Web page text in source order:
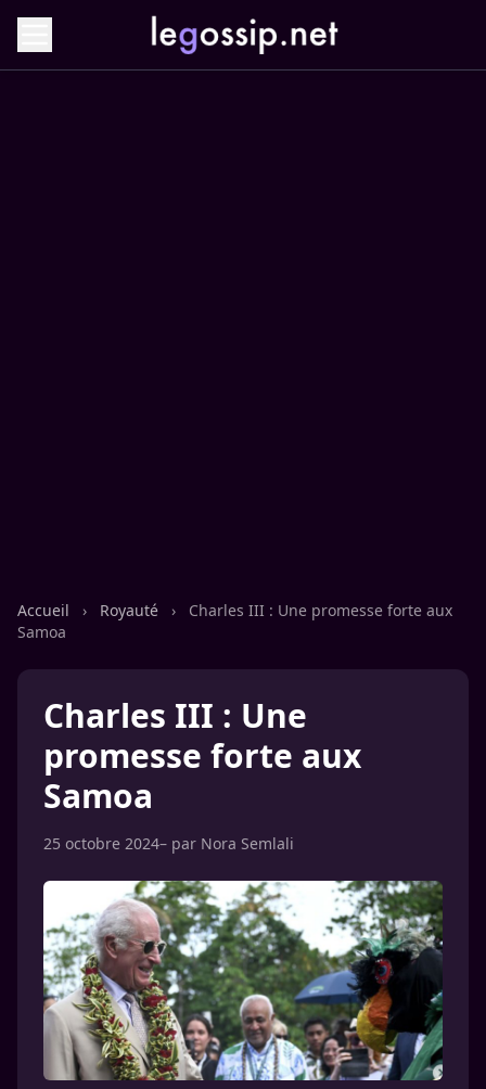
Accueil › Royauté ›
Charles III : Une promesse forte aux
Samoa
Charles III : Une
promesse forte aux
Samoa
25 octobre 2024– par Nora Semlali